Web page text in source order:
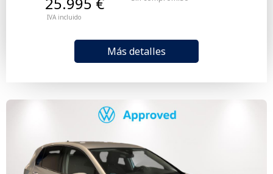
IVA incluido
Más detalles